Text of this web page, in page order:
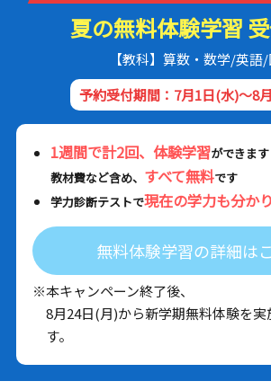
夏の無料体験学習 受
【教科】算数・数学/英語
予約受付期間：7月1日(水)～8
1週間で計2回、体験学習ができます
教材費など含め、 すべて無料です
学力診断テストで現在の学力も分か
無料体験学習の詳細は
※本キャンペーン終了後、
8月24日(月)から新学期無料体験を実
す。